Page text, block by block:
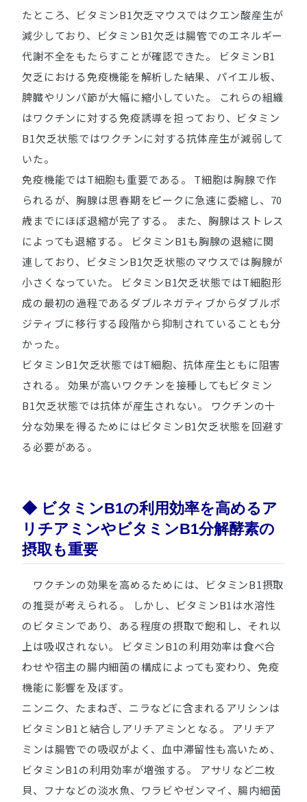
たところ、ビタミンB1欠乏マウスではクエン酸産生が
減少しており、ビタミンB1欠乏は腸管でのエネルギー
代謝不全をもたらすことが確認できた。 ビタミンB1
欠乏における免疫機能を解析した結果、パイエル板、
脾臓やリンパ節が大幅に縮小していた。 これらの組織
はワクチンに対する免疫誘導を担っており、ビタミン
B1欠乏状態ではワクチンに対する抗体産生が減弱して
いた。
免疫機能ではT細胞も重要である。 T細胞は胸腺で作
られるが、胸腺は思春期をピークに急速に委縮し、70
歳までにほぼ退縮が完了する。 また、胸腺はストレス
によっても退縮する。 ビタミンB1も胸腺の退縮に関
連しており、ビタミンB1欠乏状態のマウスでは胸腺が
小さくなっていた。 ビタミンB1欠乏状態ではT細胞形
成の最初の過程であるダブルネガティブからダブルポ
ジティブに移行する段階から抑制されていることも分
かった。
ビタミンB1欠乏状態ではT細胞、抗体産生ともに阻害
される。 効果が高いワクチンを接種してもビタミン
B1欠乏状態では抗体が産生されない。 ワクチンの十
分な効果を得るためにはビタミンB1欠乏状態を回避す
る必要がある。
◆ ビタミンB1の利用効率を高めるア
リチアミンやビタミンB1分解酵素の
摂取も重要
ワクチンの効果を高めるためには、ビタミンB1摂取
の推奨が考えられる。 しかし、ビタミンB1は水溶性
のビタミンであり、ある程度の摂取で飽和し、それ以
上は吸収されない。 ビタミンB1の利用効率は食べ合
わせや宿主の腸内細菌の構成によっても変わり、免疫
機能に影響を及ぼす。
ニンニク、たまねぎ、ニラなどに含まれるアリシンは
ビタミンB1と結合しアリチアミンとなる。 アリチア
ミンは腸管での吸収がよく、血中滞留性も高いため、
ビタミンB1の利用効率が増強する。 アサリなど二枚
貝、フナなどの淡水魚、ワラビやゼンマイ、腸内細菌